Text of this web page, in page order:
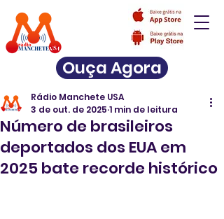
Ouça Agora
Número de brasileiros
deportados dos EUA em
2025 bate recorde histórico
Rádio Manchete USA
3 de out. de 2025 1 min de leitura